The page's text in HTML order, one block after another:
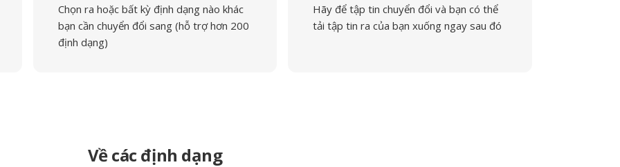
Chọn ra hoặc bất kỳ định dạng nào khác
bạn cần chuyển đổi sang (hỗ trợ hơn 200
định dạng)
Hãy để tập tin chuyển đổi và bạn có thể
tải tập tin ra của bạn xuống ngay sau đó
Về các định dạng